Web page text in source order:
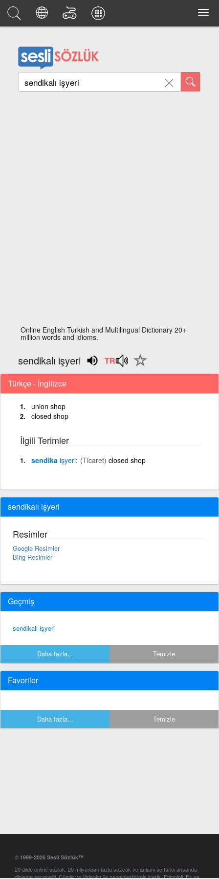
Online English Turkish and Multilingual Dictionary 20+
million words and idioms.
sendikalı işyeri
Türkçe - İngilizce
union shop
closed shop
İlgili Terimler
sendika işyeri (Ticaret) closed shop
sendikalı işyeri
Resimler
Google Resimler
Bing Resimler
Geçmiş
sendikalı işyeri
Daha fazla... Temizle
Favoriler
Daha fazla... Temizle
© 1999-2026 Sesli Sözlük™
20 dilde online sözlük. 20 milyondan fazla sözcük ve anlamı üç farklı aksanda
dinleme seçeneği. Cümle ve Videolar ile zenginleştirilmiş içerik. Etimoloji, Eş ve